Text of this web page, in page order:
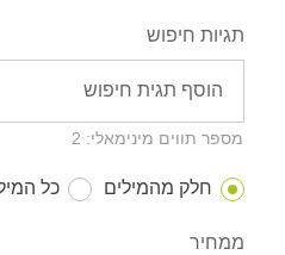
תגיות חיפוש
מספר תווים מינימאלי: 2
חלק מהמילים כל
ממחיר